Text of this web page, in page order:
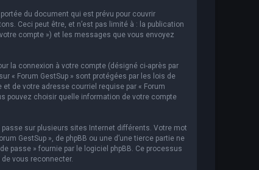
du document qui est prévu pour couvrir
Ceci peut être, et n’est pas limité à : la publication
compte ») et les messages que vous envoyez
la connexion à votre compte (désigné ci-après par
« Forum GestSup » sont protégées par les lois de
de votre adresse courriel requise par « Forum
pouvez choisir quelle information de votre compte
sur plusieurs sites Internet différents. Votre mot
GestSup », de phpBB ou une d’une tierce partie ne
passe » fournie par le logiciel phpBB. Ce processus
vous reconnecter.